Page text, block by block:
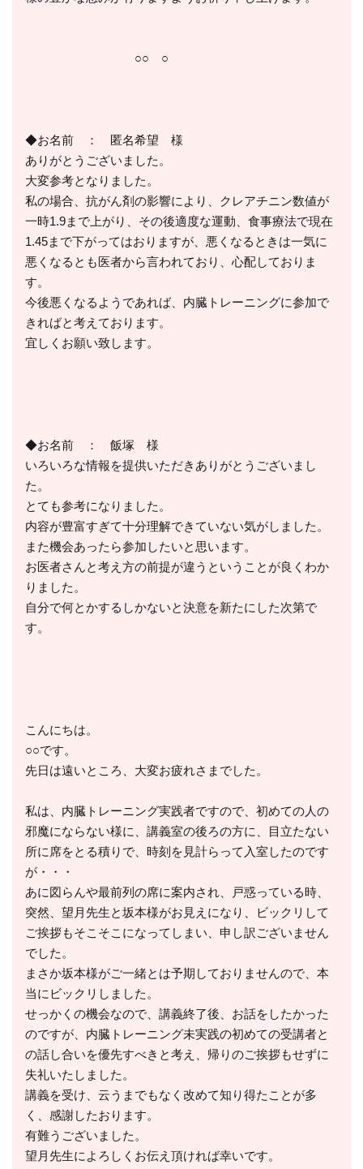
○○ ○
◆お名前 ： 匿名希望 様
ありがとうございました。
大変参考となりました。
私の場合、抗がん剤の影響により、クレアチニン数値が
一時1.9まで上がり、その後適度な運動、食事療法で現在
1.45まで下がってはおりますが、悪くなるときは一気に
悪くなるとも医者から言われており、心配しておりま
す。
今後悪くなるようであれば、内臓トレーニングに参加で
きればと考えております。
宜しくお願い致します。
◆お名前 ： 飯塚 様
いろいろな情報を提供いただきありがとうございまし
た。
とても参考になりました。
内容が豊富すぎて十分理解できていない気がしました。
また機会あったら参加したいと思います。
お医者さんと考え方の前提が違うということが良くわか
りました。
自分で何とかするしかないと決意を新たにした次第で
す。
こんにちは。
○○です。
先日は遠いところ、大変お疲れさまでした。
私は、内臓トレーニング実践者ですので、初めての人の
邪魔にならない様に、講義室の後ろの方に、目立たない
所に席をとる積りで、時刻を見計らって入室したのです
が・・・
あに図らんや最前列の席に案内され、戸惑っている時、
突然、望月先生と坂本様がお見えになり、ビックリして
ご挨拶もそこそこになってしまい、申し訳ございません
でした。
まさか坂本様がご一緒とは予期しておりませんので、本
当にビックリしました。
せっかくの機会なので、講義終了後、お話をしたかった
のですが、内臓トレーニング未実践の初めての受講者と
の話し合いを優先すべきと考え、帰りのご挨拶もせずに
失礼いたしました。
講義を受け、云うまでもなく改めて知り得たことが多
く、感謝したおります。
有難うございました。
望月先生によろしくお伝え頂ければ幸いです。